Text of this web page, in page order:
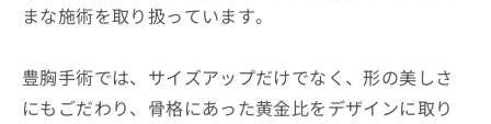
まな施術を取り扱っています。
豊胸手術では、サイズアップだけでなく、形の美しさ
にもごだわり、骨格にあった黄金比をデザインに取り